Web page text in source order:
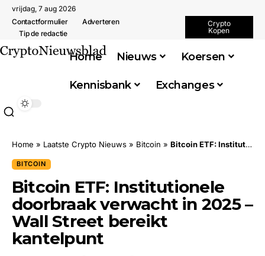
vrijdag, 7 aug 2026
Contactformulier
Adverteren
Tip de redactie
Crypto
Kopen
Home Nieuws Koersen
Kennisbank Exchanges
Home » Laatste Crypto Nieuws » Bitcoin » Bitcoin ETF: Institutionele doorbraak verwacht in 2025 – Wall Street bereikt kantelpunt
BITCOIN
Bitcoin ETF: Institutionele
doorbraak verwacht in 2025 –
Wall Street bereikt
kantelpunt